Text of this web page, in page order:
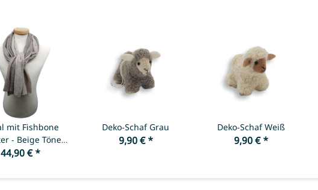
mit Fishbone
- Beige Töne
ca. 65 *
44,90 €*
Deko-Schaf Grau
9,90 €*
Deko-Schaf Weiß
9,90 €*